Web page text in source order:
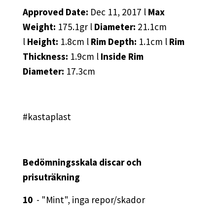
Approved Date: Dec 11, 2017 l Max
Weight: 175.1gr l Diameter: 21.1cm
l Height: 1.8cm l Rim Depth: 1.1cm l Rim
Thickness: 1.9cm l Inside Rim
Diameter: 17.3cm
#kastaplast
Bedömningsskala discar och
prisuträkning
10 - "Mint", inga repor/skador